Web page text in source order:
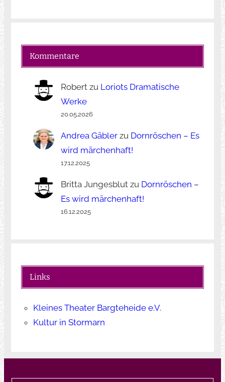
Kommentare
Robertzu Loriots Dramatische
Werke
20.05.2026
Andrea Gäblerzu Dornröschen – Es
wird märchenhaft!
17.12.2025
Britta Jungesblutzu Dornröschen –
Es wird märchenhaft!
16.12.2025
Links
Kleines Theater Bargteheide e.V.
Kultur in Stormarn